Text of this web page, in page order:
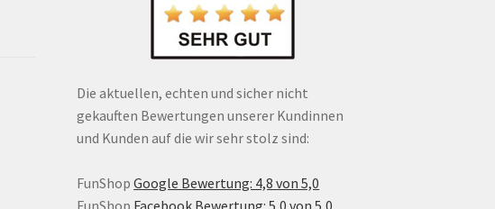
Die aktuellen, echten und sicher nicht
gekauften Bewertungen unserer Kundinnen
und Kunden auf die wir sehr stolz sind:
FunShop Google Bewertung: 4,8 von 5,0
FunShop Facebook Bewertung: 5,0 von 5,0